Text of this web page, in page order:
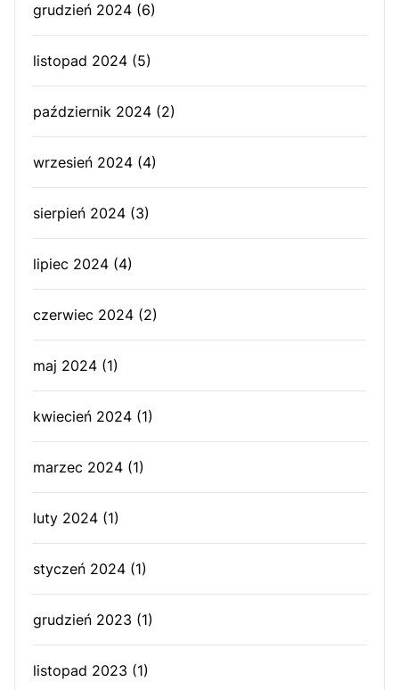
grudzień 2024 (6)
listopad 2024 (5)
październik 2024 (2)
wrzesień 2024 (4)
sierpień 2024 (3)
lipiec 2024 (4)
czerwiec 2024 (2)
maj 2024 (1)
kwiecień 2024 (1)
marzec 2024 (1)
luty 2024 (1)
styczeń 2024 (1)
grudzień 2023 (1)
listopad 2023 (1)